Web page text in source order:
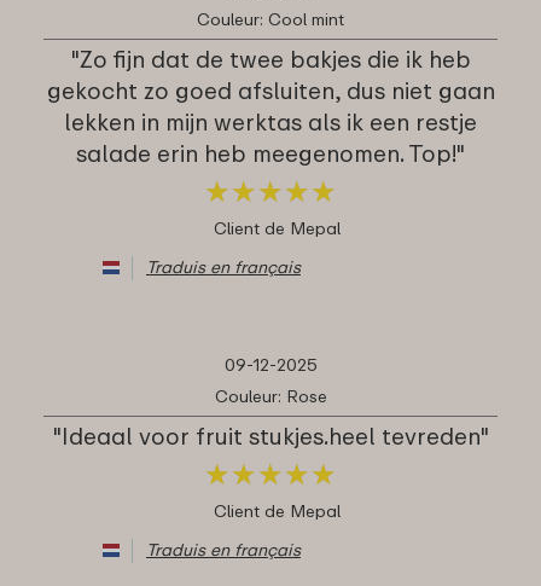
Couleur: Cool mint
"Zo fijn dat de twee bakjes die ik heb
gekocht zo goed afsluiten, dus niet gaan
lekken in mijn werktas als ik een restje
salade erin heb meegenomen. Top!"
★★★★★
★★★★★
Client de Mepal
Traduis en français
09-12-2025
Couleur: Rose
"Ideaal voor fruit stukjes.heel tevreden"
★★★★★
★★★★★
Client de Mepal
Traduis en français